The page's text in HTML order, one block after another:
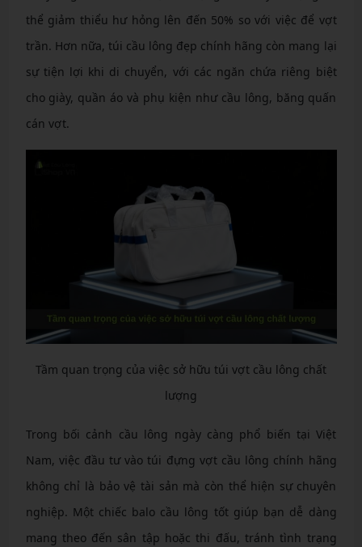
thể giảm thiểu hư hỏng lên đến 50% so với việc để vợt
trần. Hơn nữa, túi cầu lông đẹp chính hãng còn mang lại
sự tiện lợi khi di chuyển, với các ngăn chứa riêng biệt
cho giày, quần áo và phụ kiện như cầu lông, băng quấn
cán vợt.
Tầm quan trọng của việc sở hữu túi vợt cầu lông chất
lượng
Trong bối cảnh cầu lông ngày càng phổ biến tại Việt
Nam, việc đầu tư vào túi đựng vợt cầu lông chính hãng
không chỉ là bảo vệ tài sản mà còn thể hiện sự chuyên
nghiệp. Một chiếc balo cầu lông tốt giúp bạn dễ dàng
mang theo đến sân tập hoặc thi đấu, tránh tình trạng